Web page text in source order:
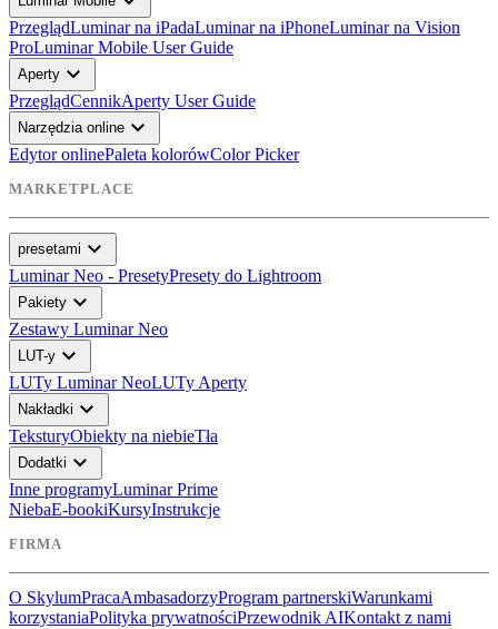
PrzeglądLuminar na iPadaLuminar na iPhoneLuminar na Vision
ProLuminar Mobile User Guide
Aperty expand_more
PrzeglądCennikAperty User Guide
Narzędzia online expand_more
Edytor onlinePaleta kolorówColor Picker
MARKETPLACE
presetami expand_more
Luminar Neo - PresetyPresety do Lightroom
Pakiety expand_more
Zestawy Luminar Neo
LUT-y expand_more
LUTy Luminar NeoLUTy Aperty
Nakładki expand_more
TeksturyObiekty na niebieTła
Dodatki expand_more
Inne programyLuminar Prime
NiebaE-bookiKursyInstrukcje
FIRMA
O SkylumPracaAmbasadorzyProgram partnerskiWarunkami
korzystaniaPolityka prywatnościPrzewodnik AIKontakt z nami